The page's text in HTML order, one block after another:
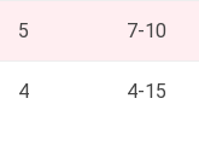
5 7-10
4 4-15